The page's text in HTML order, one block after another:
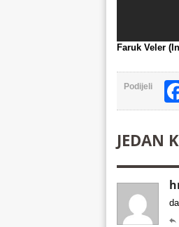
Faruk Veler
Podijeli
JEDAN
